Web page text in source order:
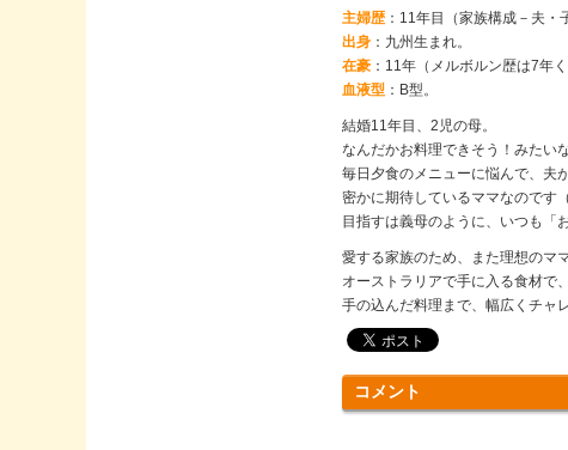
主婦歴 ：11年目（家族構成－夫・
出身 ：九州生まれ。
在豪 ：11年（メルボルン歴は7年く
血液型 ：B型。
結婚11年目、2児の母。
なんだかお料理できそう！みたい
毎日夕食のメニューに悩んで、夫
密かに期待しているママなのです
目指すは義母のように、いつも「
愛する家族のため、また理想のマ
オーストラリアで手に入る食材で
手の込んだ料理まで、幅広くチャ
コメント